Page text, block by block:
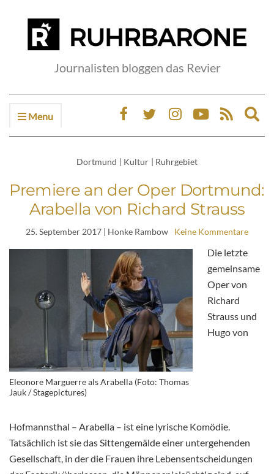
Journalisten bloggen das Revier
Menu
Dortmund | Kultur | Ruhrgebiet
Premiere an der Oper Dortmund:
Arabella von Richard Strauss
25. September 2017 | Honke Rambow Keine Kommentare
Eleonore Marguerre als Arabella (Foto: Thomas
Jauk / Stagepictures)
Die letzte
gemeinsame
Oper von
Richard
Strauss und
Hugo von
Hofmannsthal – Arabella – ist eine lyrische Komödie.
Tatsächlich ist sie das Sittengemälde einer untergehenden
Gesellschaft, in der die Frauen ihre Lebensentscheidungen